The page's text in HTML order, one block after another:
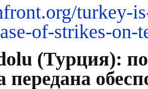
turkey-
of-strikes-on-
(Турция):
передана